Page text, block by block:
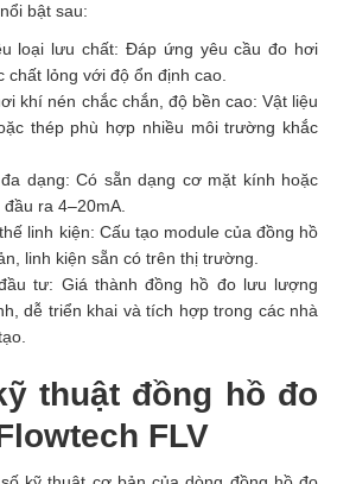
bật sau:
loại lưu chất: Đáp ứng yêu cầu đo hơi
chất lỏng với độ ổn định cao.
khí nén chắc chắn, độ bền cao: Vật liệu
thép phù hợp nhiều môi trường khắc
dạng: Có sẵn dạng cơ mặt kính hoặc
ra 4–20mA.
linh kiện: Cấu tạo module của đồng hồ
linh kiện sẵn có trên thị trường.
tư: Giá thành đồng hồ đo lưu lượng
dễ triển khai và tích hợp trong các nhà
thuật đồng hồ đo
FLV